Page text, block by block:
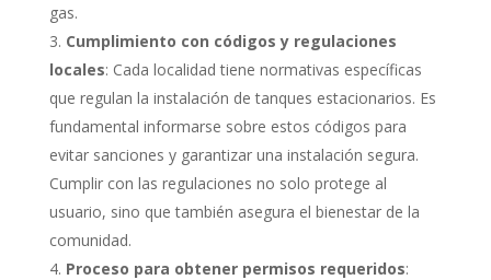
gas.
Cumplimiento con códigos y regulaciones
locales: Cada localidad tiene normativas específicas
que regulan la instalación de tanques estacionarios. Es
fundamental informarse sobre estos códigos para
evitar sanciones y garantizar una instalación segura.
Cumplir con las regulaciones no solo protege al
usuario, sino que también asegura el bienestar de la
comunidad.
Proceso para obtener permisos requeridos: